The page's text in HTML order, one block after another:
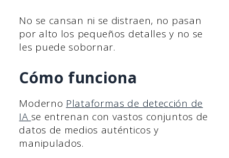
No se cansan ni se distraen, no pasan
por alto los pequeños detalles y no se
les puede sobornar.
Cómo funciona
Moderno Plataformas de detección de
IA se entrenan con vastos conjuntos de
datos de medios auténticos y
manipulados.